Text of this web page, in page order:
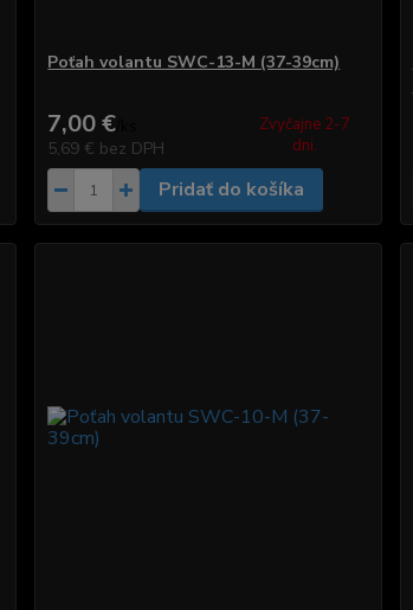
Poťah volantu SWC-13-M (37-39cm)
7,00 €
5,69 € bez DPH
Zvyčajne 2-7
dni.
Pridať do košíka